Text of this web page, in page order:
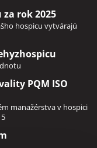
rok 2025
hospicu vytvárajú
PQM ISO
manažérstva v hospici